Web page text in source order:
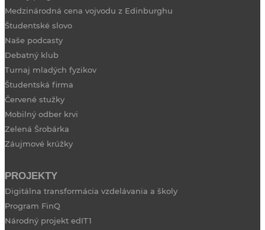
Medzinárodná cena vojvodu z Edinburghu
Študentské slovo
Naše podcasty
Debatný klub
Turnaj mladých fyzikov
Študentská firma
Červené stužky
Mobilný odber krvi
Zelená Šrobárka
Záujmové krúžky
PROJEKTY
Digitálna transformácia vzdelávania a školy
Program FinQ
Národný projekt edIT1